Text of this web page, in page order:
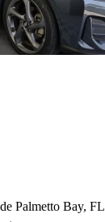
Palmetto Bay, FL